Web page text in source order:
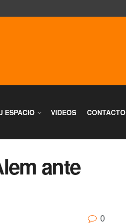
ESPACIO VIDEOS CONTACTO
ante
0